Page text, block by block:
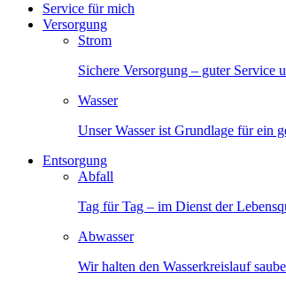
Service für mich
Versorgung
Strom
Sichere Versorgung – guter Service
Wasser
Unser Wasser ist Grundlage für ein
Entsorgung
Abfall
Tag für Tag – im Dienst der
Abwasser
Wir halten den Wasserkreislauf